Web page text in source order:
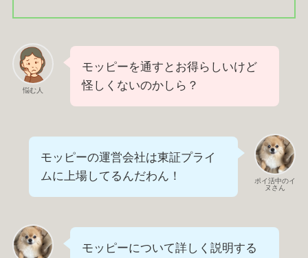
悩む人
モッピーを通すとお得らしいけど
怪しくないのかしら？
ポイ活中のイ
ヌさん
モッピーの運営会社は東証プライ
ムに上場してるんだわん！
モッピーについて詳しく説明する